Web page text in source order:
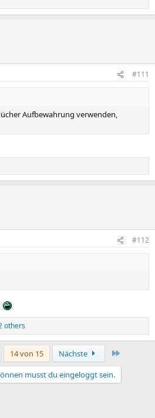
#111
Aufbewahrung verwenden,
#112
others
14 von 15 Nächste
musst du eingeloggt sein.